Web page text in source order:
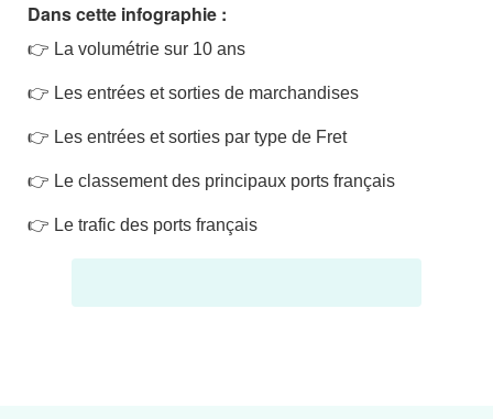
Dans cette infographie :
👉 La volumétrie sur 10 ans
👉 Les entrées et sorties de marchandises
👉 Les entrées et sorties par type de Fret
👉 Le classement des principaux ports français
👉 Le trafic des ports français